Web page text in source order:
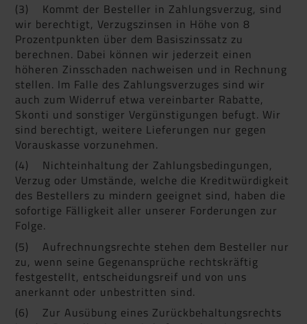
(3) Kommt der Besteller in Zahlungsverzug, sind
wir berechtigt, Verzugszinsen in Höhe von 8
Prozentpunkten über dem Basiszinssatz zu
berechnen. Dabei können wir jederzeit einen
höheren Zinsschaden nachweisen und in Rechnung
stellen. Im Falle des Zahlungsverzuges sind wir
auch zum Widerruf etwa vereinbarter Rabatte,
Skonti und sonstiger Vergünstigungen befugt. Wir
sind berechtigt, weitere Lieferungen nur gegen
Vorauskasse vorzunehmen.
(4) Nichteinhaltung der Zahlungsbedingungen,
Verzug oder Umstände, welche die Kreditwürdigkeit
des Bestellers zu mindern geeignet sind, haben die
sofortige Fälligkeit aller unserer Forderungen zur
Folge.
(5) Aufrechnungsrechte stehen dem Besteller nur
zu, wenn seine Gegenansprüche rechtskräftig
festgestellt, entscheidungsreif und von uns
anerkannt oder unbestritten sind.
(6) Zur Ausübung eines Zurückbehaltungsrechts